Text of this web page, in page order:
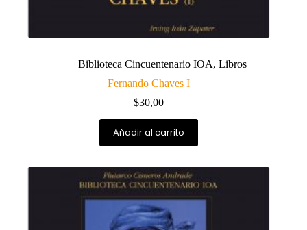
Biblioteca Cincuentenario IOA,Libros
Fernando Chaves I
$30,00
Añadir al carrito